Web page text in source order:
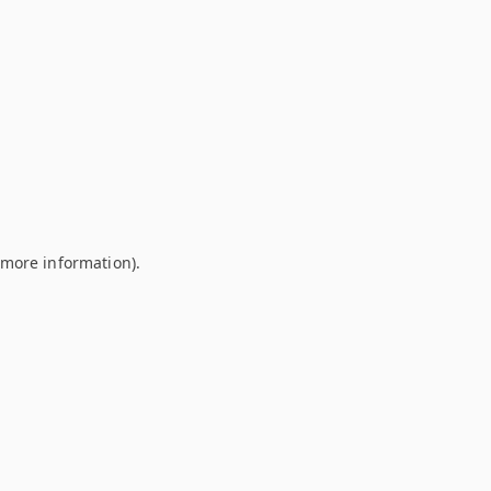
information).